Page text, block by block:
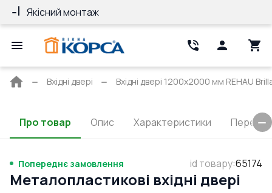
Якісний монтаж
Головна
Вхідні двері Вхідні двері 1200x2000 мм REHAU
Про товар Опис Характеристики
Попереднє замовлення id товару:65174
Металопластикові вхідні двері